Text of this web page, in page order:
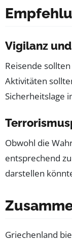
Vigilanz
Reisende
Aktivitäten
Sicherheitslage
Obwohl die
entsprechend
darstellen
Griechenland